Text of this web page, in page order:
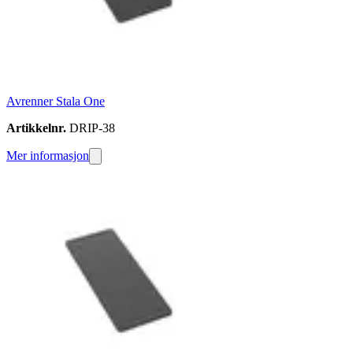
Avrenner Stala One
Artikkelnr. DRIP-38
Mer informasjon